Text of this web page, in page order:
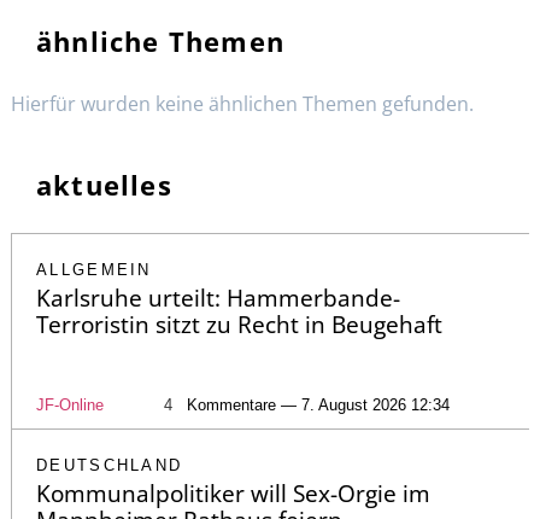
ähnliche Themen
Hierfür wurden keine ähnlichen Themen gefunden.
aktuelles
ALLGEMEIN
Karlsruhe urteilt: Hammerbande-
Terroristin sitzt zu Recht in Beugehaft
JF-Online 4 Kommentare — 7. August 2026 12:34
DEUTSCHLAND
Kommunalpolitiker will Sex-Orgie im